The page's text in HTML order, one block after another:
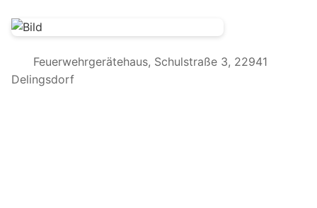
Feuerwehrgerätehaus, Schulstraße 3, 22941
Delingsdorf